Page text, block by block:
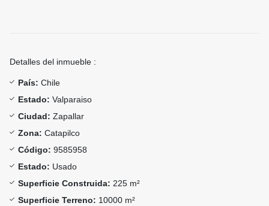
Detalles del inmueble :
País: Chile
Estado: Valparaiso
Ciudad: Zapallar
Zona: Catapilco
Código: 9585958
Estado: Usado
Superficie Construida: 225 m²
Superficie Terreno: 10000 m²